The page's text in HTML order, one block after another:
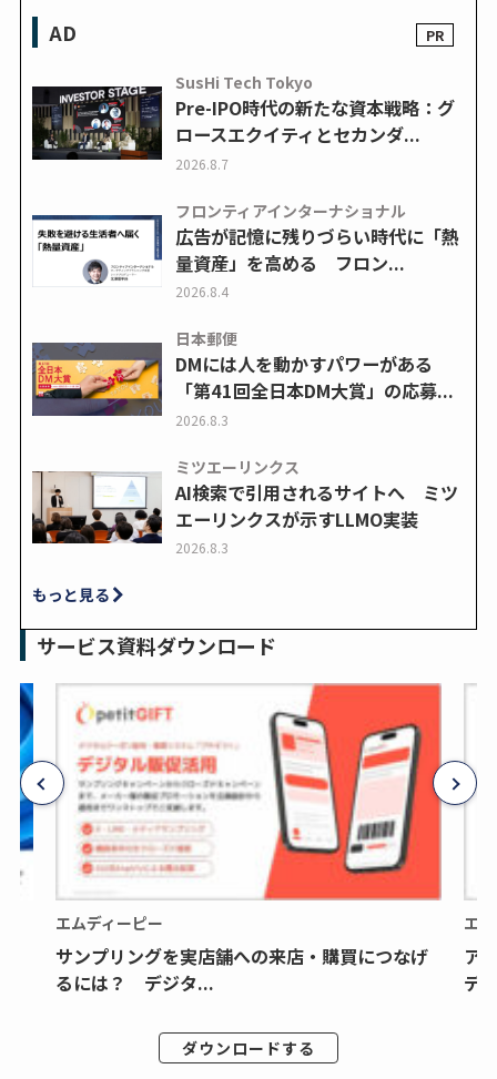
AD
SusHi Tech Tokyo
Pre-IPO時代の新たな資本戦略：グ
ロースエクイティとセカンダ...
2026.8.7
フロンティアインターナショナル
広告が記憶に残りづらい時代に「熱
量資産」を高める フロン...
2026.8.4
日本郵便
DMには人を動かすパワーがある
「第41回全日本DM大賞」の応募...
2026.8.3
ミツエーリンクス
AI検索で引用されるサイトへ ミツ
エーリンクスが示すLLMO実装
2026.8.3
もっと見る
サービス資料ダウンロード
エムディーピー
サンプリングを実店舗への来店・購買につなげ
るには？ デジタ...
ダウンロードする
エ
ア
デ